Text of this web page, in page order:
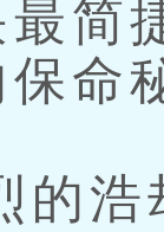
简
命
浩